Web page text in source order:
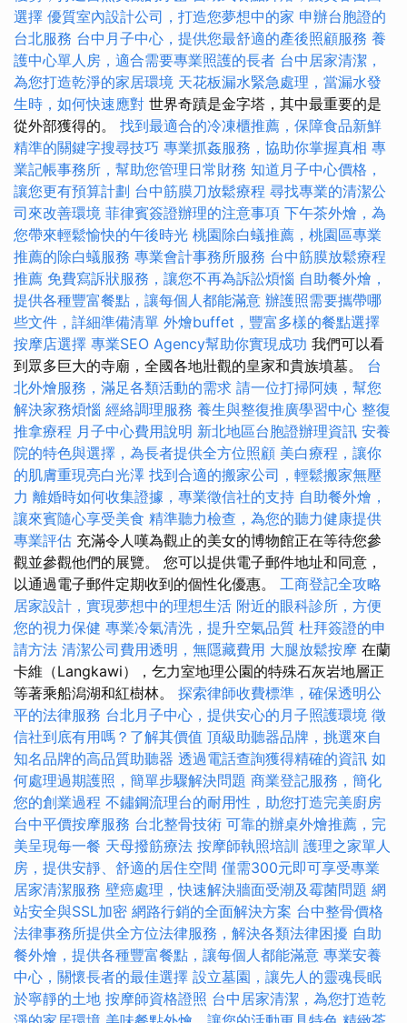
選擇 優質室內設計公司，打造您夢想中的家 申辦台胞證的
台北服務 台中月子中心，提供您最舒適的產後照顧服務 養
護中心單人房，適合需要專業照護的長者 台中居家清潔，
為您打造乾淨的家居環境 天花板漏水緊急處理，當漏水發
生時，如何快速應對 世界奇蹟是金字塔，其中最重要的是
從外部獲得的。 找到最適合的冷凍櫃推薦，保障食品新鮮
精準的關鍵字搜尋技巧 專業抓姦服務，協助你掌握真相 專
業記帳事務所，幫助您管理日常財務 知道月子中心價格，
讓您更有預算計劃 台中筋膜刀放鬆療程 尋找專業的清潔公
司來改善環境 菲律賓簽證辦理的注意事項 下午茶外燴，為
您帶來輕鬆愉快的午後時光 桃園除白蟻推薦，桃園區專業
推薦的除白蟻服務 專業會計事務所服務 台中筋膜放鬆療程
推薦 免費寫訴狀服務，讓您不再為訴訟煩惱 自助餐外燴，
提供各種豐富餐點，讓每個人都能滿意 辦護照需要攜帶哪
些文件，詳細準備清單 外燴buffet，豐富多樣的餐點選擇
按摩店選擇 專業SEO Agency幫助你實現成功 我們可以看
到眾多巨大的寺廟，全國各地壯觀的皇家和貴族墳墓。 台
北外燴服務，滿足各類活動的需求 請一位打掃阿姨，幫您
解決家務煩惱 經絡調理服務 養生與整復推廣學習中心 整復
推拿療程 月子中心費用說明 新北地區台胞證辦理資訊 安養
院的特色與選擇，為長者提供全方位照顧 美白療程，讓你
的肌膚重現亮白光澤 找到合適的搬家公司，輕鬆搬家無壓
力 離婚時如何收集證據，專業徵信社的支持 自助餐外燴，
讓來賓隨心享受美食 精準聽力檢查，為您的聽力健康提供
專業評估 充滿令人嘆為觀止的美女的博物館正在等待您參
觀並參觀他們的展覽。 您可以提供電子郵件地址和同意，
以通過電子郵件定期收到的個性化優惠。 工商登記全攻略
居家設計，實現夢想中的理想生活 附近的眼科診所，方便
您的視力保健 專業冷氣清洗，提升空氣品質 杜拜簽證的申
請方法 清潔公司費用透明，無隱藏費用 大腿放鬆按摩 在蘭
卡維（Langkawi），乞力室地理公園的特殊石灰岩地層正
等著乘船潟湖和紅樹林。 探索律師收費標準，確保透明公
平的法律服務 台北月子中心，提供安心的月子照護環境 徵
信社到底有用嗎？了解其價值 頂級助聽器品牌，挑選來自
知名品牌的高品質助聽器 透過電話查詢獲得精確的資訊 如
何處理過期護照，簡單步驟解決問題 商業登記服務，簡化
您的創業過程 不鏽鋼流理台的耐用性，助您打造完美廚房
台中平價按摩服務 台北整骨技術 可靠的辦桌外燴推薦，完
美呈現每一餐 天母撥筋療法 按摩師執照培訓 護理之家單人
房，提供安靜、舒適的居住空間 僅需300元即可享受專業
居家清潔服務 壁癌處理，快速解決牆面受潮及霉菌問題 網
站安全與SSL加密 網路行銷的全面解決方案 台中整骨價格
法律事務所提供全方位法律服務，解決各類法律困擾 自助
餐外燴，提供各種豐富餐點，讓每個人都能滿意 專業安養
中心，關懷長者的最佳選擇 設立墓園，讓先人的靈魂長眠
於寧靜的土地 按摩師資格證照 台中居家清潔，為您打造乾